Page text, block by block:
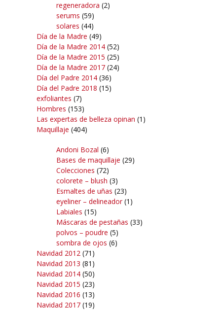
regeneradora (2)
serums (59)
solares (44)
Día de la Madre (49)
Día de la Madre 2014 (52)
Día de la Madre 2015 (25)
Día de la Madre 2017 (24)
Día del Padre 2014 (36)
Día del Padre 2018 (15)
exfoliantes (7)
Hombres (153)
Las expertas de belleza opinan (1)
Maquillaje (404)
Andoni Bozal (6)
Bases de maquillaje (29)
Colecciones (72)
colorete – blush (3)
Esmaltes de uñas (23)
eyeliner – delineador(1)
Labiales (15)
Máscaras de pestañas (33)
polvos – poudre (5)
sombra de ojos (6)
Navidad 2012 (71)
Navidad 2013 (81)
Navidad 2014 (50)
Navidad 2015 (23)
Navidad 2016 (13)
Navidad 2017 (19)